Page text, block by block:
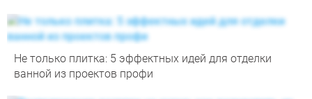
Не только плитка: 5 эффектных идей для отделки
ванной из проектов профи